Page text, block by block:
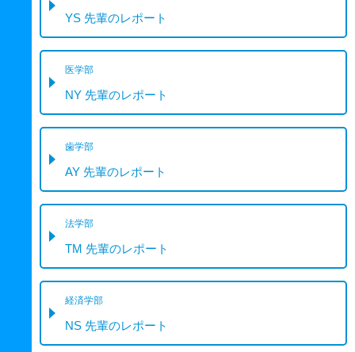
YS 先輩のレポート
医学部
NY 先輩のレポート
歯学部
AY 先輩のレポート
法学部
TM 先輩のレポート
経済学部
NS 先輩のレポート